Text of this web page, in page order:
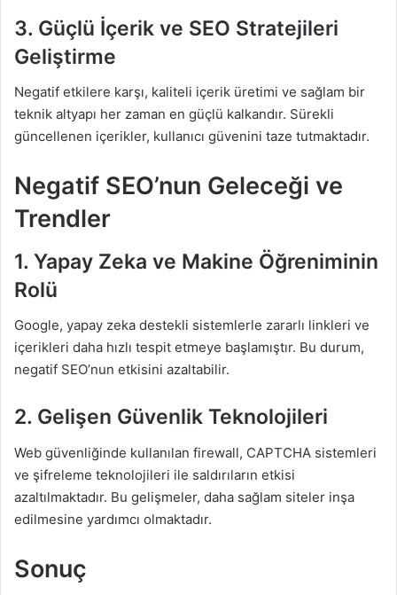
3. Güçlü İçerik ve SEO Stratejileri
Geliştirme
Negatif etkilere karşı, kaliteli içerik üretimi ve sağlam bir
teknik altyapı her zaman en güçlü kalkandır. Sürekli
güncellenen içerikler, kullanıcı güvenini taze tutmaktadır.
Negatif SEO’nun Geleceği ve
Trendler
1. Yapay Zeka ve Makine Öğreniminin
Rolü
Google, yapay zeka destekli sistemlerle zararlı linkleri ve
içerikleri daha hızlı tespit etmeye başlamıştır. Bu durum,
negatif SEO’nun etkisini azaltabilir.
2. Gelişen Güvenlik Teknolojileri
Web güvenliğinde kullanılan firewall, CAPTCHA sistemleri
ve şifreleme teknolojileri ile saldırıların etkisi
azaltılmaktadır. Bu gelişmeler, daha sağlam siteler inşa
edilmesine yardımcı olmaktadır.
Sonuç